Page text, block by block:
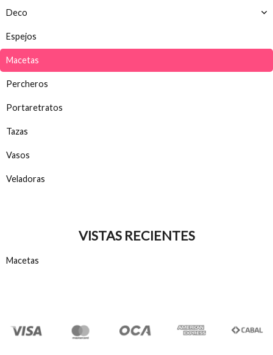
Deco
Espejos
Macetas
Percheros
Portaretratos
Tazas
Vasos
Veladoras
VISTAS RECIENTES
Macetas